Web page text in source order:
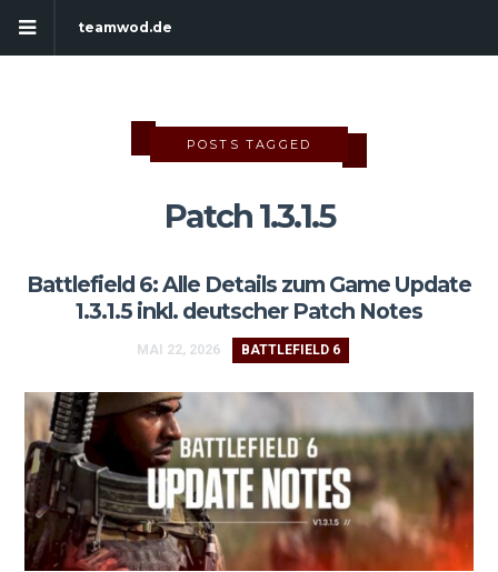
teamwod.de
POSTS TAGGED
Patch 1.3.1.5
Battlefield 6: Alle Details zum Game Update
1.3.1.5 inkl. deutscher Patch Notes
MAI 22, 2026 BATTLEFIELD 6